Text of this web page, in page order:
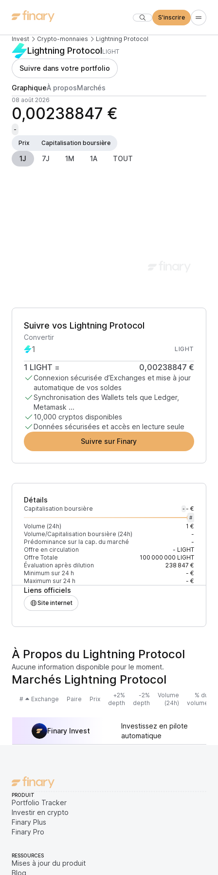
S'inscrire
Invest Crypto-monnaies Lightning Protocol
Lightning ProtocolLIGHT
Suivre dans votre portfolio
GraphiqueÀ proposMarchés
08 août 2026
0,00238847 €
-
Prix
Capitalisation boursière
1J 7J 1M 1A TOUT
Suivre vos Lightning Protocol
Convertir
LIGHT
1 LIGHT = 0,00238847 €
Connexion sécurisée d’Exchanges et mise à jour
automatique de vos soldes
Synchronisation des Wallets tels que Ledger,
Metamask ...
10,000 cryptos disponibles
Données sécurisées et accès en lecture seule
Suivre sur Finary
Détails
Capitalisation boursière - - €
#
Volume (24h)
1 €
Volume/Capitalisation boursière (24h)
-
Prédominance sur la cap. du marché
-
Offre en circulation
- LIGHT
Offre Totale
100 000 000 LIGHT
Évaluation après dilution
238 847 €
Minimum sur 24 h
- €
Maximum sur 24 h
- €
Liens officiels
Site internet
À Propos du Lightning Protocol
Aucune information disponible pour le moment.
Marchés Lightning Protocol
# Exchange Paire Prix
+2%
depth
-2%
depth
Volume
(24h)
% du
volume
Finary Invest
Investissez en pilote
automatique
PRODUIT
Portfolio Tracker
Investir en crypto
Finary Plus
Finary Pro
RESSOURCES
Mises à jour du produit
Blog